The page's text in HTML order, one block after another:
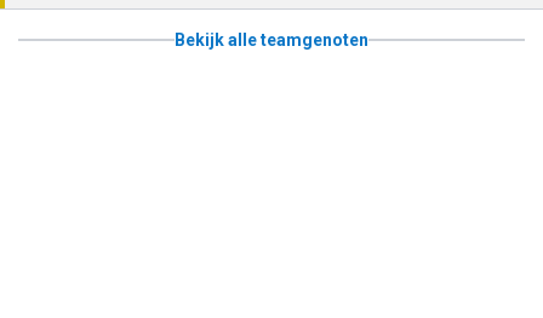
Bekijk alle teamgenoten